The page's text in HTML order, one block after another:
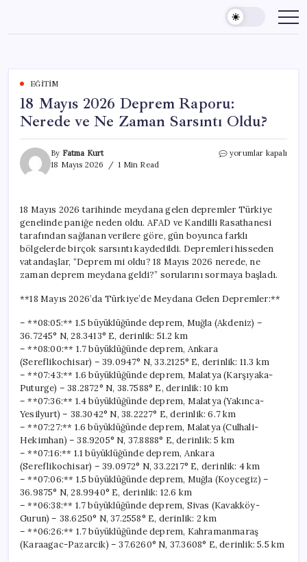
content
EĞITIM
18 Mayıs 2026 Deprem Raporu:
Nerede ve Ne Zaman Sarsıntı Oldu?
By Fatma Kurt
18 Mayıs 2026
1 Min Read
18
Nerede
ve
Ne
Zaman
Sarsıntı
Oldu?
için
yorumlar kapalı
18 Mayıs 2026 tarihinde meydana gelen depremler Türkiye
genelinde paniğe neden oldu. AFAD ve Kandilli Rasathanesi
tarafından sağlanan verilere göre, gün boyunca farklı
bölgelerde birçok sarsıntı kaydedildi. Depremleri hisseden
vatandaşlar, “Deprem mi oldu? 18 Mayıs 2026 nerede, ne
zaman deprem meydana geldi?” sorularını sormaya başladı.
**18 Mayıs 2026’da Türkiye’de Meydana Gelen Depremler:**
– **08:05:** 1.5 büyüklüğünde deprem, Muğla (Akdeniz) –
36.7245° N, 28.3413° E, derinlik: 51.2 km
– **08:00:** 1.7 büyüklüğünde deprem, Ankara
(Sereflikochisar) – 39.0947° N, 33.2125° E, derinlik: 11.3 km
– **07:43:** 1.6 büyüklüğünde deprem, Malatya (Karşıyaka-
Puturge) – 38.2872° N, 38.7588° E, derinlik: 10 km
– **07:36:** 1.4 büyüklüğünde deprem, Malatya (Yakınca-
Yesilyurt) – 38.3042° N, 38.2227° E, derinlik: 6.7 km
– **07:27:** 1.6 büyüklüğünde deprem, Malatya (Culhali-
Hekimhan) – 38.9205° N, 37.8888° E, derinlik: 5 km
– **07:16:** 1.1 büyüklüğünde deprem, Ankara
(Sereflikochisar) – 39.0972° N, 33.2217° E, derinlik: 4 km
– **07:06:** 1.5 büyüklüğünde deprem, Muğla (Koycegiz) –
36.9875° N, 28.9940° E, derinlik: 12.6 km
– **06:38:** 1.7 büyüklüğünde deprem, Sivas (Kavakköy-
Gurun) – 38.6250° N, 37.2558° E, derinlik: 2 km
– **06:26:** 1.7 büyüklüğünde deprem, Kahramanmaraş
(Karaagac-Pazarcik) – 37.6260° N, 37.3608° E, derinlik: 5.5 km